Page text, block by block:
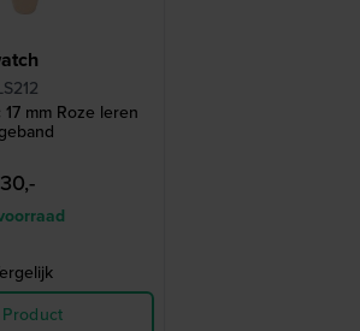
mm Roze leren